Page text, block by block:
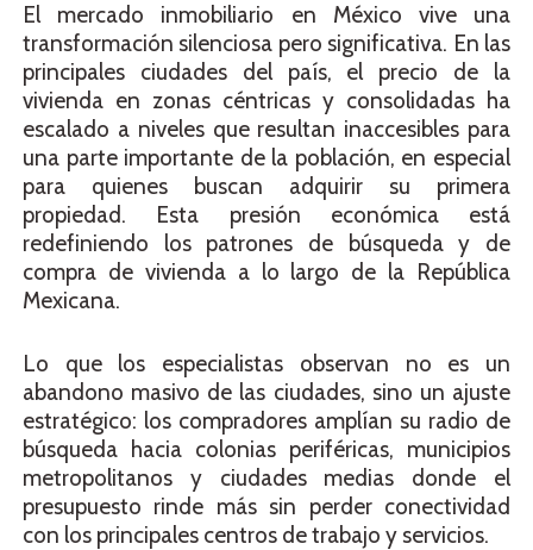
El mercado inmobiliario en México vive una
transformación silenciosa pero significativa. En las
principales ciudades del país, el precio de la
vivienda en zonas céntricas y consolidadas ha
escalado a niveles que resultan inaccesibles para
una parte importante de la población, en especial
para quienes buscan adquirir su primera
propiedad. Esta presión económica está
redefiniendo los patrones de búsqueda y de
compra de vivienda a lo largo de la República
Mexicana.
Lo que los especialistas observan no es un
abandono masivo de las ciudades, sino un ajuste
estratégico: los compradores amplían su radio de
búsqueda hacia colonias periféricas, municipios
metropolitanos y ciudades medias donde el
presupuesto rinde más sin perder conectividad
con los principales centros de trabajo y servicios.